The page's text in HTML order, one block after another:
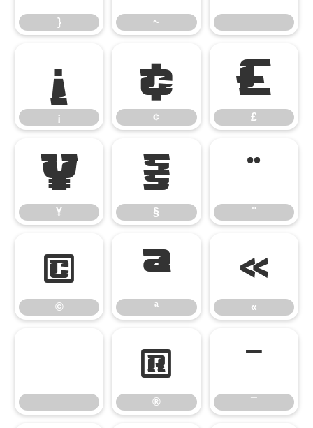
} ~
¡
¡
¢
¢
£
£
¥
¥
§
§
¨
¨
©
©
ª
ª
«
«
®
®
¯
¯